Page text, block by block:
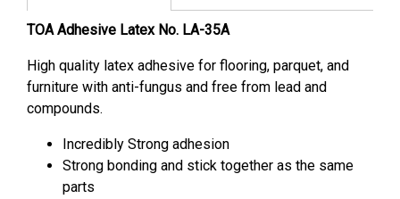
TOA Adhesive Latex No. LA-35A
High quality latex adhesive for flooring, parquet, and
furniture with anti-fungus and free from lead and
compounds.
Incredibly Strong adhesion
Strong bonding and stick together as the same
parts